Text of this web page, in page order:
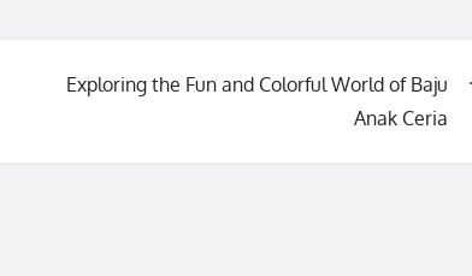
Exploring the Fun and Colorful World of Baju
Anak Ceria